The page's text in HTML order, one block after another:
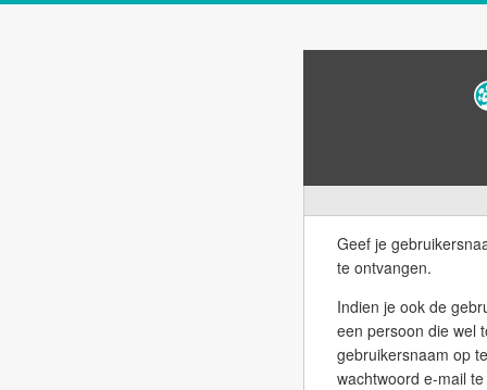
Geef je
te ontvangen.
Indien je ook de
een persoon die wel
gebruikersnaam op
wachtwoord e-mail